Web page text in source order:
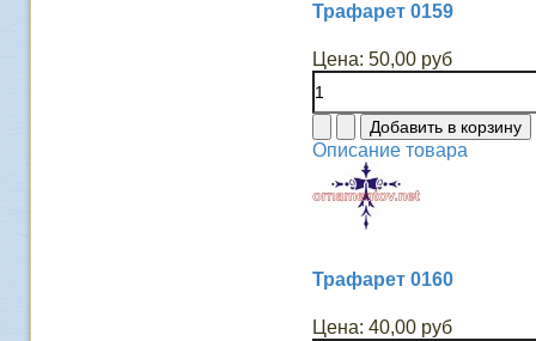
Трафарет 0159
Цена: 50,00 руб
Описание товара
Трафарет 0160
Цена: 40,00 руб